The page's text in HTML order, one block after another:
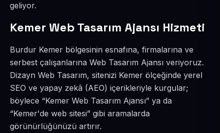
geliyor.
Kemer Web Tasarım Ajansı Hizmeti
Burdur Kemer bölgesinin esnafına, firmalarına ve
serbest çalışanlarına Web Tasarım Ajansı veriyoruz.
Dizayn Web Tasarım, sitenizi Kemer ölçeğinde yerel
SEO ve yapay zekâ (AEO) içerikleriyle kurgular;
böylece “Kemer Web Tasarım Ajansı” ya da
“Kemer'de web sitesi” gibi aramalarda
görünürlüğünüzü artırır.